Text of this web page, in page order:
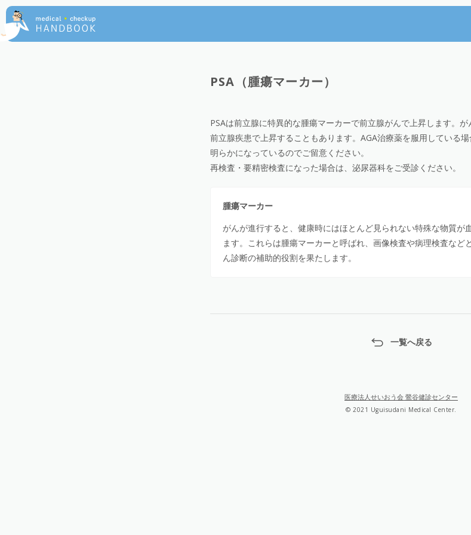
PSA（腫瘍マーカー）
PSAは前立腺に特異的な腫瘍マーカーで前立腺がんで上昇します。
前立腺疾患で上昇することもあります。AGA治療薬を服用している
明らかになっているのでご留意ください。
再検査・要精密検査になった場合は、泌尿器科をご受診ください。
腫瘍マーカー
がんが進行すると、健康時にはほとんど見られない特殊な物質が
ます。これらは腫瘍マーカーと呼ばれ、画像検査や病理検査など
ん診断の補助的役割を果たします。
一覧へ戻る
医療法人せいおう会 鶯谷健診センター
© 2021 Uguisudani Medical Center.